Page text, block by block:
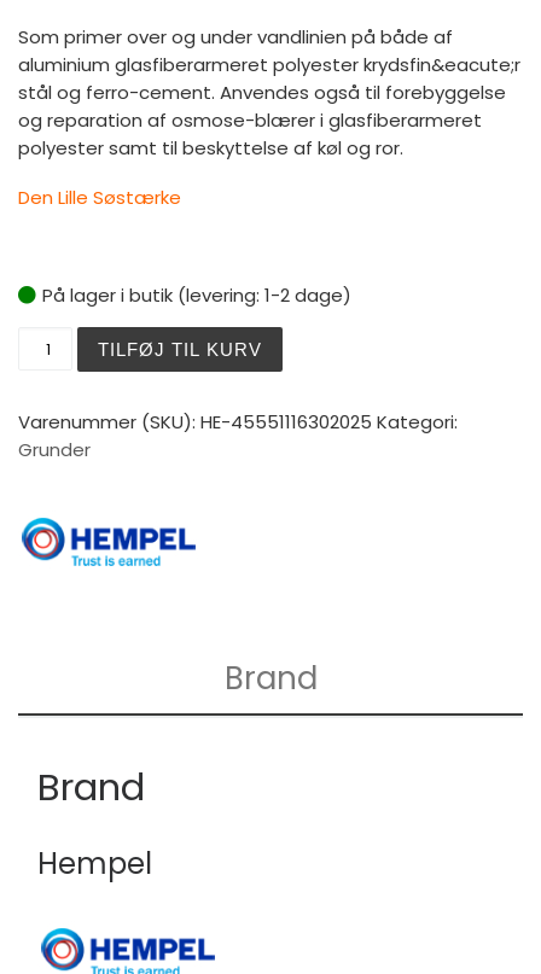
Som primer over og under vandlinien på både af
aluminium glasfiberarmeret polyester krydsfin&eacute;r
stål og ferro-cement. Anvendes også til forebyggelse
og reparation af osmose-blærer i glasfiberarmeret
polyester samt til beskyttelse af køl og ror.
Den Lille Søstærke
På lager i butik (levering: 1-2 dage)
TILFØJ TIL KURV
Varenummer (SKU): HE-45551116302025 Kategori:
Grunder
Brand
Brand
Hempel